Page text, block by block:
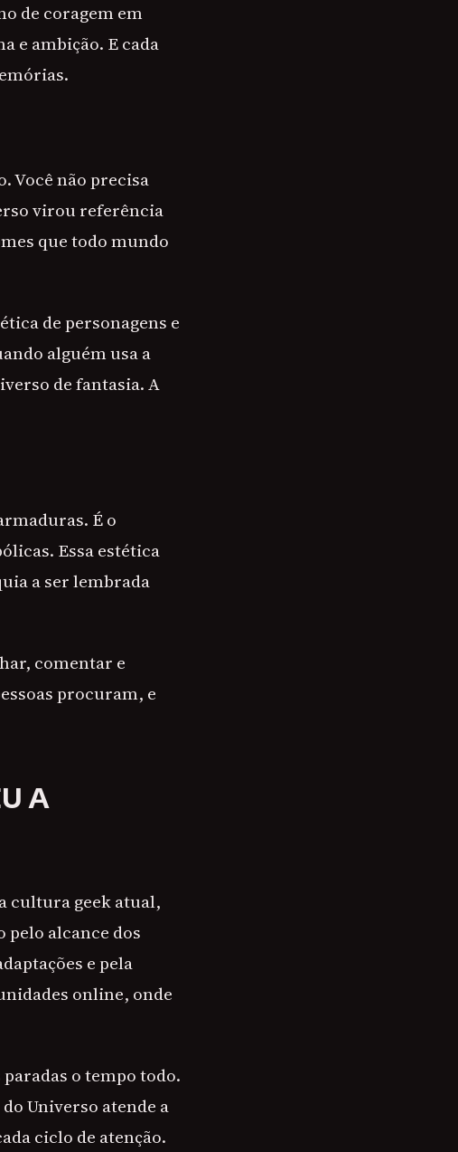
de coragem em
e ambição. E cada
Você não precisa
virou referência
que todo mundo
de personagens e
alguém usa a
de fantasia. A
É o
Essa estética
a ser lembrada
comentar e
procuram, e
A
cultura geek atual,
alcance dos
e pela
online, onde
o tempo todo.
Universo atende a
ciclo de atenção.